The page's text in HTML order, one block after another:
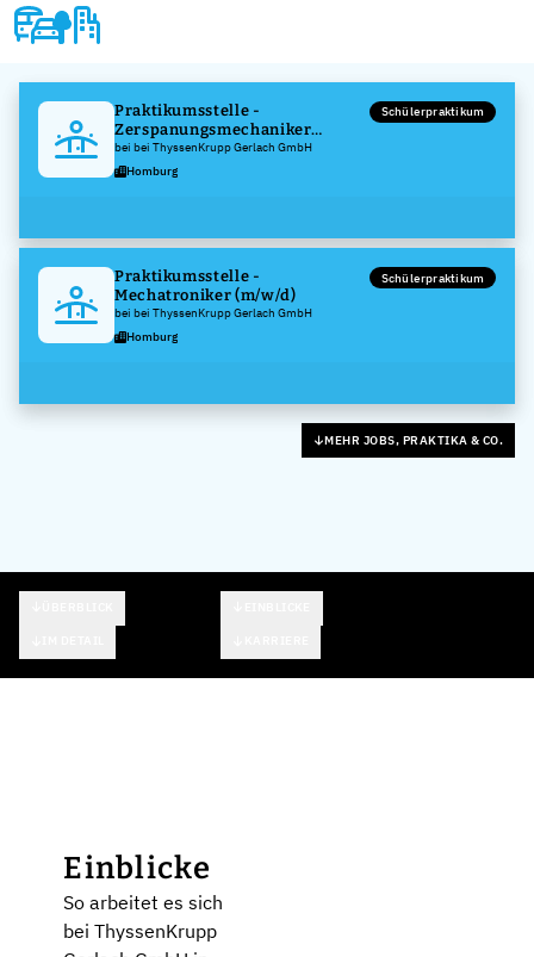
Praktikumsstelle -
Zerspanungsmechaniker
(m/w/d)
bei bei ThyssenKrupp Gerlach GmbH
Schülerpraktikum
Homburg
Praktikumsstelle -
Mechatroniker (m/w/d)
bei bei ThyssenKrupp Gerlach GmbH
Schülerpraktikum
Homburg
MEHR JOBS, PRAKTIKA & CO.
Einblicke
So arbeitet es sich
bei ThyssenKrupp